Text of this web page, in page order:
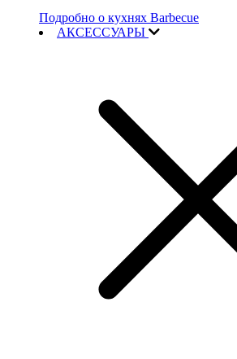
Подробно о кухнях Barbecue
АКСЕССУАРЫ